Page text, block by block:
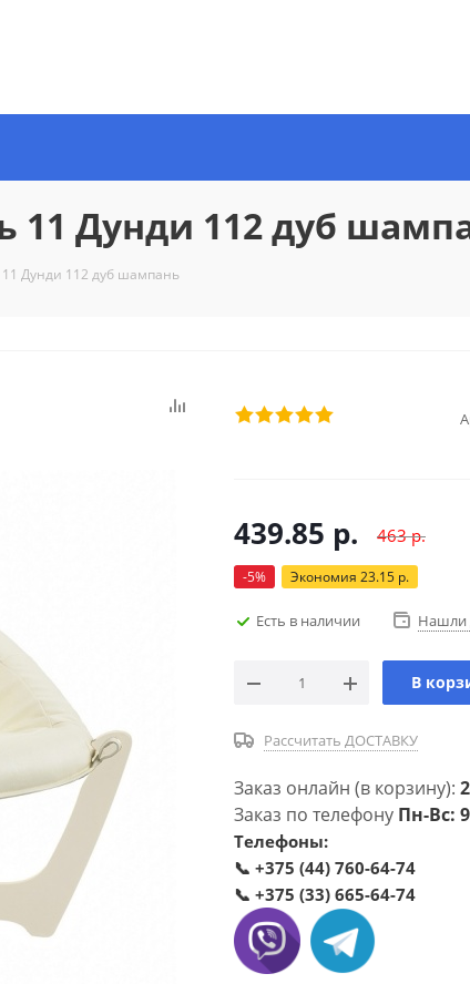
11 Дунди 112 дуб
Дунди 112 дуб шампань
439.85 р. 463р.
-5% Экономия 23.15 р.
Есть в наличии Нашли
В
Рассчитать ДОСТАВКУ
Заказ онлайн (в корзину):
Заказ по телефону Пн-Вс:
Телефоны:
📞 +375 (44) 760-64-74
📞 +375 (33) 665-64-74